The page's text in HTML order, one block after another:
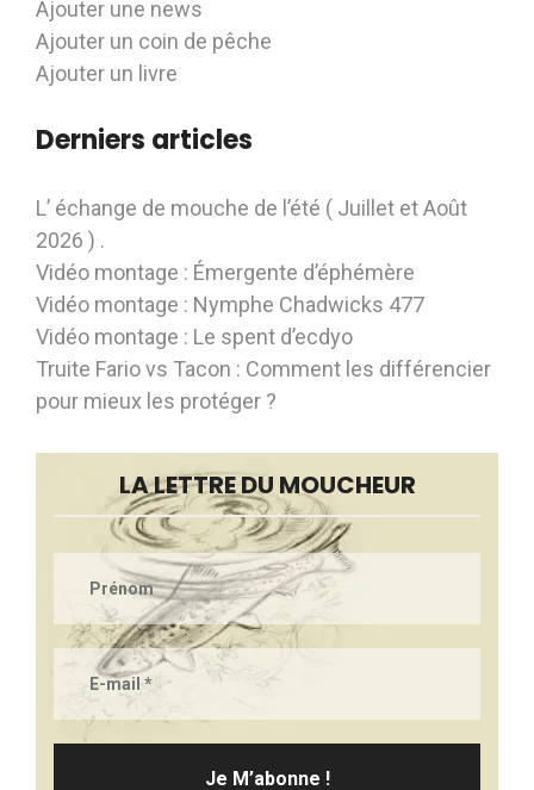
Ajouter une news
Ajouter un coin de pêche
Ajouter un livre
Derniers articles
L’ échange de mouche de l’été ( Juillet et Août
2026 ) .
Vidéo montage : Émergente d’éphémère
Vidéo montage : Nymphe Chadwicks 477
Vidéo montage : Le spent d’ecdyo
Truite Fario vs Tacon : Comment les différencier
pour mieux les protéger ?
LA LETTRE DU MOUCHEUR